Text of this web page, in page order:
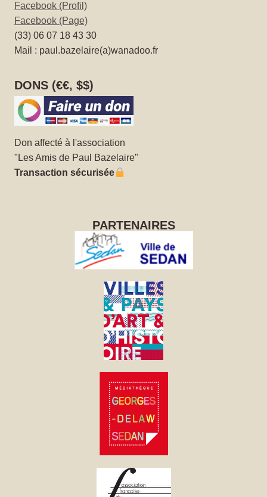
Facebook (Profil)
Facebook (Page)
(33) 06 07 18 43 30
Mail : paul.bazelaire(a)wanadoo.fr
DONS (€€, $$)
Don affecté à l'association
"Les Amis de Paul Bazelaire"
Transaction sécurisée
PARTENAIRES